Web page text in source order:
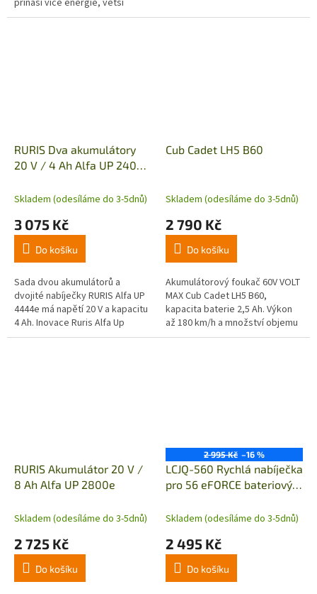
všestrannost a delší dobu
RURIS Dva akumulátory
20 V / 4 Ah Alfa UP 2400e
Skladem (odesíláme do 3-5dnů)
3 075 Kč
Do košíku
Sada dvou akumulátorů a
dvojité nabíječky RURIS Alfa UP
4444e má napětí 20 V a kapacitu
4 Ah. Inovace Ruris Alfa Up
umožňuje restart baterie i po
Cub Cadet LH5 B60
Skladem (odesíláme do 3-5dnů)
2 790 Kč
Do košíku
Akumulátorový foukač 60V VOLT
MAX Cub Cadet LH5 B60,
kapacita baterie 2,5 Ah. Výkon
až 180 km/h a množství objemu
vzduchu až do 1020 m3/h.
RURIS Akumulátor 20 V /
8 Ah Alfa UP 2800e
Skladem (odesíláme do 3-5dnů)
2 725 Kč
Do košíku
2 995 Kč –16 %
LCJQ-560 Rychlá nabíječka
pro 56 eFORCE bateriový
Skladem (odesíláme do 3-5dnů)
2 495 Kč
Do košíku